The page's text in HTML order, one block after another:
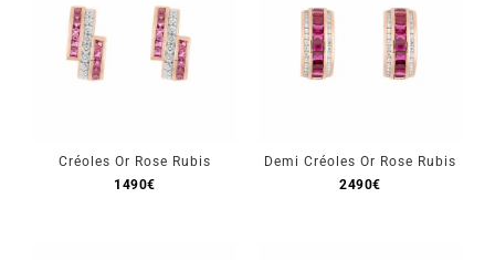
Créoles Or Rose Rubis
1490€
Demi Créoles Or Rose Rubis
2490€